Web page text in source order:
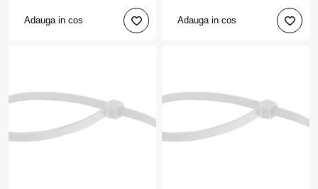
Adauga in cos Adauga in cos